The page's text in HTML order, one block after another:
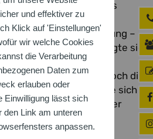
und effektiver zu
Klick auf 'Einstellungen'
wir welche Cookies
die Verarbeitung
Daten zum
erlauben oder
Einwilligung lässt sich
den Link am unteren
anpassen.
Sie bewies
den Wettkampf mit
Bestleistung im Sprung –
Auch in der Spirale zeigte sie
Übung.
war jedoch die
Darbietung sicherte sich
10. Platz in dieser
angesichts des